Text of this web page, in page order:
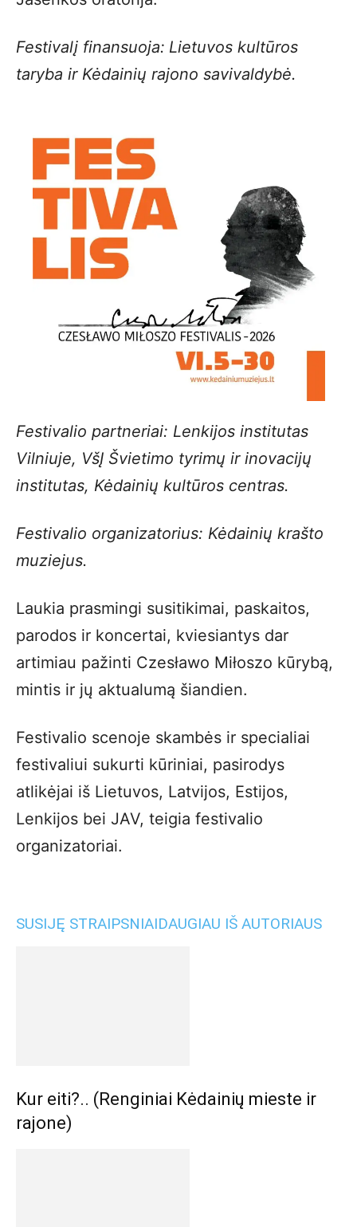
Festivalį finansuoja: Lietuvos kultūros
taryba ir Kėdainių rajono savivaldybė.
Festivalio partneriai: Lenkijos institutas
Vilniuje, VšĮ Švietimo tyrimų ir inovacijų
institutas, Kėdainių kultūros centras.
Festivalio organizatorius: Kėdainių krašto
muziejus.
Laukia prasmingi susitikimai, paskaitos,
parodos ir koncertai, kviesiantys dar
artimiau pažinti Czesławo Miłoszo kūrybą,
mintis ir jų aktualumą šiandien.
Festivalio scenoje skambės ir specialiai
festivaliui sukurti kūriniai, pasirodys
atlikėjai iš Lietuvos, Latvijos, Estijos,
Lenkijos bei JAV, teigia festivalio
organizatoriai.
SUSIJĘ STRAIPSNIAIDAUGIAU IŠ AUTORIAUS
Kur eiti?.. (Renginiai Kėdainių mieste ir
rajone)